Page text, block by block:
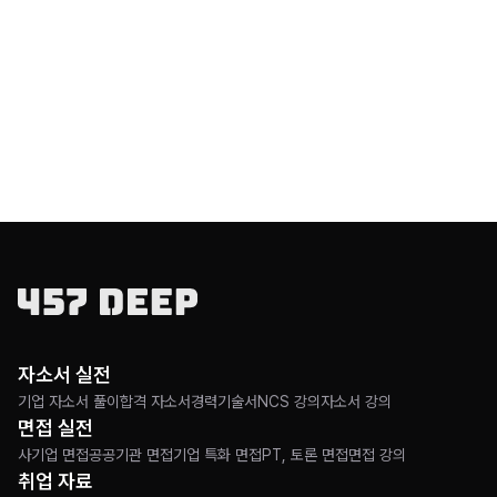
자소서 실전
기업 자소서 풀이 합격 자소서경력기술서 NCS 강의자소서 강의
면접 실전
사기업 면접공공기관 면접기업 특화 면접PT, 토론 면접면접 강의
취업 자료